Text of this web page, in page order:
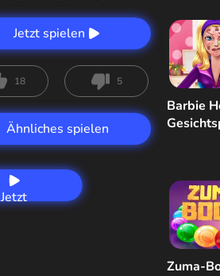
Jetzt
Jetzt spielen
18 5
Ähnliches spielen
Barbie
Zuma-